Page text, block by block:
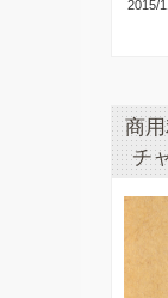
2015/
商
チ